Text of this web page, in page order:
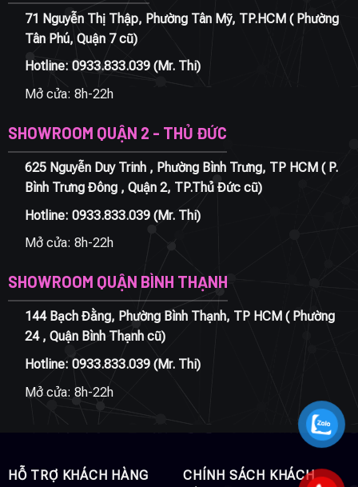
71 Nguyễn Thị Thập, Phường Tân Mỹ, TP.HCM ( Phường
Tân Phú, Quận 7 cũ)
Hotline: 0933.833.039(Mr. Thi)
Mở cửa: 8h-22h
SHOWROOM QUẬN 2 - THỦ ĐỨC
625 Nguyễn Duy Trinh , Phường Bình Trưng, TP HCM ( P.
Bình Trưng Đông , Quận 2, TP.Thủ Đức cũ)
Hotline: 0933.833.039(Mr. Thi)
Mở cửa: 8h-22h
SHOWROOM QUẬN BÌNH THẠNH
144 Bạch Đằng, Phường Bình Thạnh, TP HCM ( Phường
24 , Quận Bình Thạnh cũ)
Hotline: 0933.833.039(Mr. Thi)
Mở cửa: 8h-22h
HỖ TRỢ KHÁCH HÀNG
CHÍNH SÁCH KHÁCH